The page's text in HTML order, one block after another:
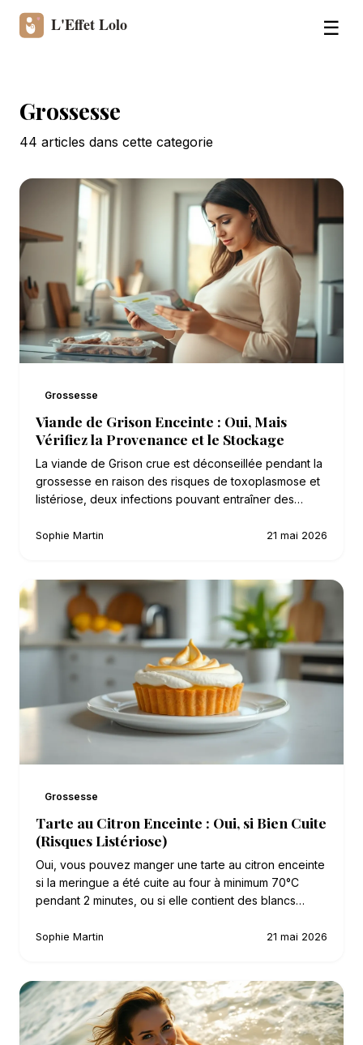
☰
Grossesse
44 articles dans cette categorie
Grossesse
Viande de Grison Enceinte : Oui, Mais
Vérifiez la Provenance et le Stockage
La viande de Grison crue est déconseillée pendant la
grossesse en raison des risques de toxoplasmose et
listériose, deux infections pouvant entraîner des…
Sophie Martin 21 mai 2026
Grossesse
Tarte au Citron Enceinte : Oui, si Bien Cuite
(Risques Listériose)
Oui, vous pouvez manger une tarte au citron enceinte
si la meringue a été cuite au four à minimum 70°C
pendant 2 minutes, ou si elle contient des blancs…
Sophie Martin 21 mai 2026